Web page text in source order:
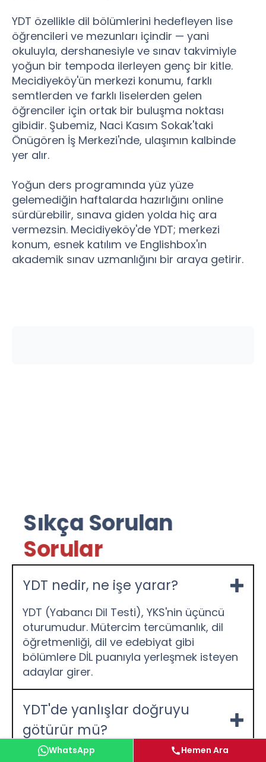
YDT özellikle dil bölümlerini hedefleyen lise
öğrencileri ve mezunları içindir — yani
okuluyla, dershanesiyle ve sınav takvimiyle
yoğun bir tempoda ilerleyen genç bir kitle.
Mecidiyeköy'ün merkezi konumu, farklı
semtlerden ve farklı liselerden gelen
öğrenciler için ortak bir buluşma noktası
gibidir. Şubemiz, Naci Kasım Sokak'taki
Önügören İş Merkezi'nde, ulaşımın kalbinde
yer alır.
Yoğun ders programında yüz yüze
gelemediğin haftalarda hazırlığını online
sürdürebilir, sınava giden yolda hiç ara
vermezsin. Mecidiyeköy'de YDT; merkezi
konum, esnek katılım ve Englishbox'ın
akademik sınav uzmanlığını bir araya getirir.
Sıkça Sorulan
Sorular
YDT nedir, ne işe yarar?
YDT (Yabancı Dil Testi), YKS'nin üçüncü
oturumudur. Mütercim tercümanlık, dil
öğretmenliği, dil ve edebiyat gibi
bölümlere DİL puanıyla yerleşmek isteyen
adaylar girer.
YDT'de yanlışlar doğruyu
götürür mü?
Evet. YDS/YÖKDİL'den farklı olarak YDT'de 4
WhatsApp Hemen Ara